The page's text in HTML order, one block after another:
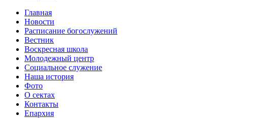
Главная
Новости
Расписание богослужений
Вестник
Воскресная школа
Молодежный центр
Социальное служение
Наша история
Фото
О сектах
Контакты
Епархия